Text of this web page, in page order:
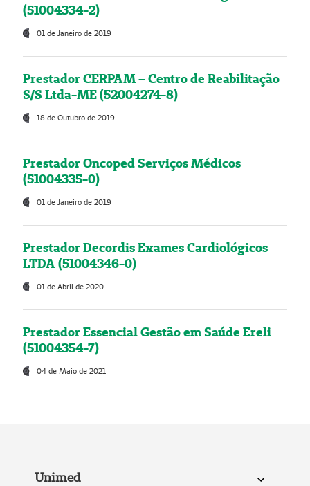
(51004334-2)
01 de Janeiro de 2019
Prestador CERPAM – Centro de Reabilitação
S/S Ltda-ME (52004274-8)
18 de Outubro de 2019
Prestador Oncoped Serviços Médicos
(51004335-0)
01 de Janeiro de 2019
Prestador Decordis Exames Cardiológicos
LTDA (51004346-0)
01 de Abril de 2020
Prestador Essencial Gestão em Saúde Ereli
(51004354-7)
04 de Maio de 2021
Unimed